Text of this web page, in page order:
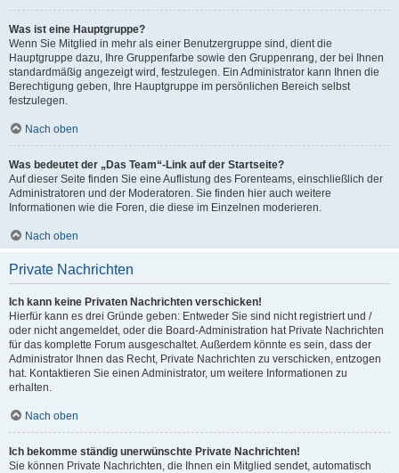
Was ist eine Hauptgruppe?
Wenn Sie Mitglied in mehr als einer Benutzergruppe sind, dient die
Hauptgruppe dazu, Ihre Gruppenfarbe sowie den Gruppenrang, der bei Ihnen
standardmäßig angezeigt wird, festzulegen. Ein Administrator kann Ihnen die
Berechtigung geben, Ihre Hauptgruppe im persönlichen Bereich selbst
festzulegen.
Nach oben
Was bedeutet der „Das Team“-Link auf der Startseite?
Auf dieser Seite finden Sie eine Auflistung des Forenteams, einschließlich der
Administratoren und der Moderatoren. Sie finden hier auch weitere
Informationen wie die Foren, die diese im Einzelnen moderieren.
Nach oben
Private Nachrichten
Ich kann keine Privaten Nachrichten verschicken!
Hierfür kann es drei Gründe geben: Entweder Sie sind nicht registriert und /
oder nicht angemeldet, oder die Board-Administration hat Private Nachrichten
für das komplette Forum ausgeschaltet. Außerdem könnte es sein, dass der
Administrator Ihnen das Recht, Private Nachrichten zu verschicken, entzogen
hat. Kontaktieren Sie einen Administrator, um weitere Informationen zu
erhalten.
Nach oben
Ich bekomme ständig unerwünschte Private Nachrichten!
Sie können Private Nachrichten, die Ihnen ein Mitglied sendet, automatisch